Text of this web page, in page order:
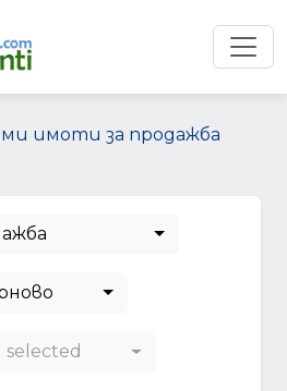
имоти за продажба
selected